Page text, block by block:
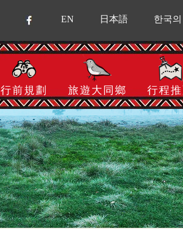
EN 日本語 한국의
行前規劃 旅遊大同鄉 行程